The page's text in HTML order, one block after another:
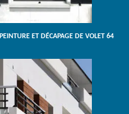
PEINTURE ET DÉCAPAGE DE VOLET 64